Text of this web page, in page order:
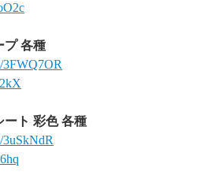
プ 各種
3FWQ7OR
ート 彩色 各種
3uSkNdR